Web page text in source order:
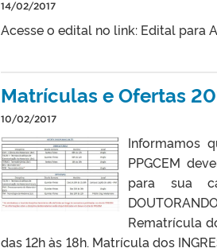
14/02/2017
Acesse o edital no link: Edital para
Matrículas e Ofertas
10/02/2017
Informamos
PPGCEM
para sua
Rematrícula
das 12h às 18h. Matrícula dos